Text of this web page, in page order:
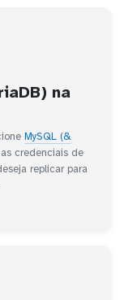
na
MySQL (&
credenciais de
replicar para